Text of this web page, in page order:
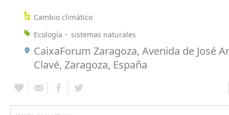
Cambio climático
Ecología
sistemas naturales
CaixaForum Zaragoza, Avenida de José
Clavé, Zaragoza, España